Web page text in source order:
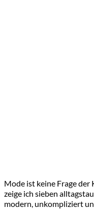
Mode ist keine Frage
zeige ich sieben
modern, unkompliziert